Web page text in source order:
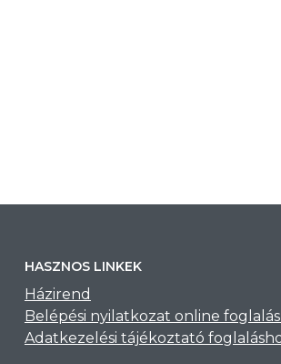
HASZNOS LINKEK
Házirend
Belépési nyilatkozat online
Adatkezelési tájékoztató